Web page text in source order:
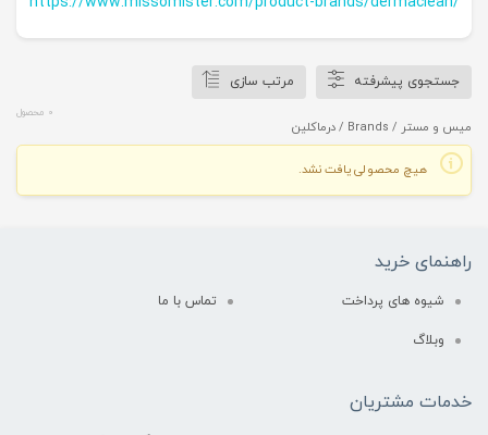
جستجوی پیشرفته مرتب سازی
میس و مستر / Brands / درماکلین
0 محصول
هیچ محصولی یافت نشد.
راهنمای خرید
شیوه های پرداخت تماس با ما
وبلاگ
خدمات مشتریان